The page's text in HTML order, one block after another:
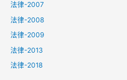
法律-2007
法律-2008
法律-2009
法律-2013
法律-2018